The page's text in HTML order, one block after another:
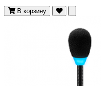
В корзину